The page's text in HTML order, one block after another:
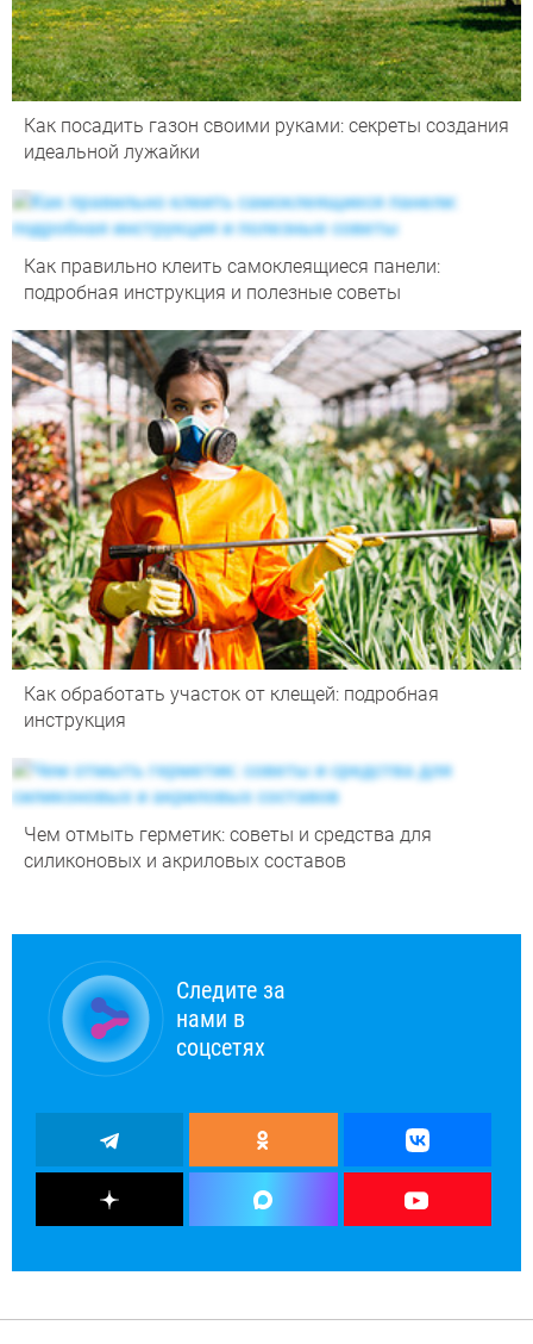
Как посадить газон своими руками: секреты создания
идеальной лужайки
Как правильно клеить самоклеящиеся панели:
подробная инструкция и полезные советы
Как обработать участок от клещей: подробная
инструкция
Чем отмыть герметик: советы и средства для
силиконовых и акриловых составов
Следите за
нами в
соцсетях